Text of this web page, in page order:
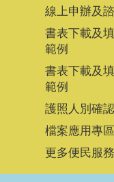
線上申辦及
書表下載及
範例
書表下載及
範例
護照人別確認
檔案應用專區
更多便民服務